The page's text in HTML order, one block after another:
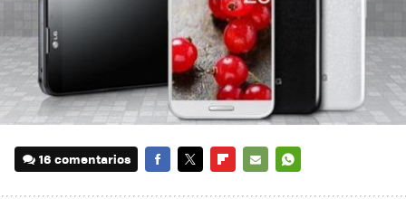
16 comentarios